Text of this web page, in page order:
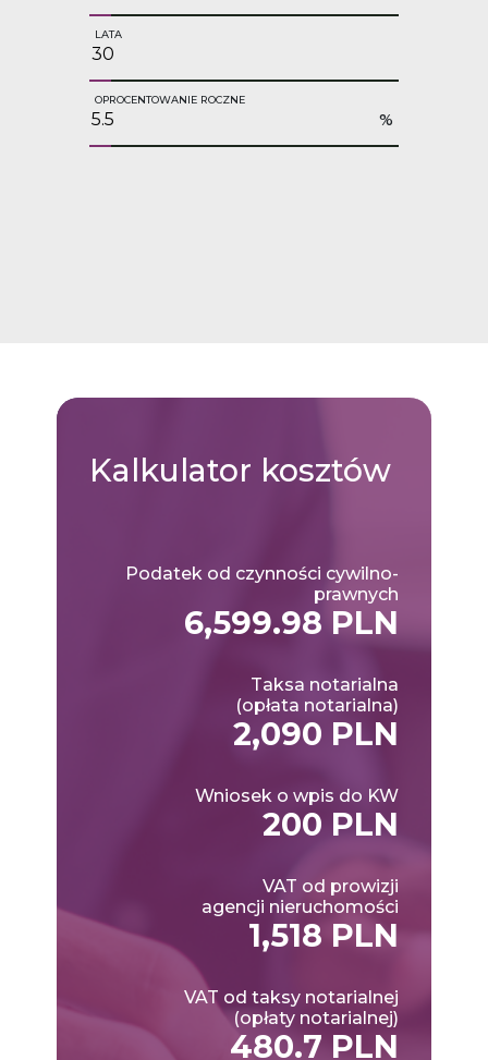
LATA
OPROCENTOWANIE ROCZNE
%
Kalkulator kosztów
Podatek od czynności cywilno-
prawnych
6,599.98 PLN
Taksa notarialna
(opłata notarialna)
2,090 PLN
Wniosek o wpis do KW
200 PLN
VAT od prowizji
agencji nieruchomości
1,518 PLN
VAT od taksy notarialnej
(opłaty notarialnej)
480.7 PLN